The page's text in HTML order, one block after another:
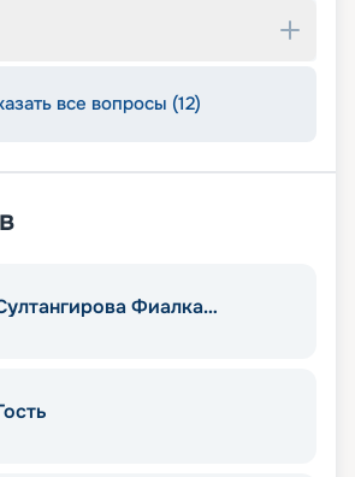
все вопросы (12)
Фиалка